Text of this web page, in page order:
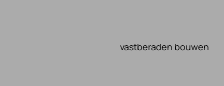
vastberaden bouwen